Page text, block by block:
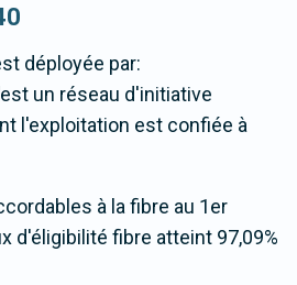
déployée par:
un réseau d'initiative
l'exploitation est confiée à
à la fibre au 1er
d'éligibilité fibre atteint 97,09%